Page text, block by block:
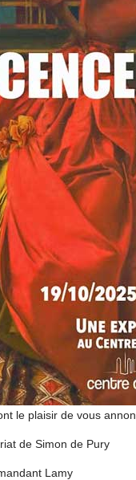
le plaisir de vous
de Simon de Pury
Lamy